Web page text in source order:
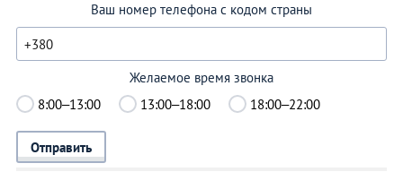
Ваш номер телефона с кодом страны
Желаемое время звонка
8:00–13:00
13:00–18:00 18:00–22:00
Отправить